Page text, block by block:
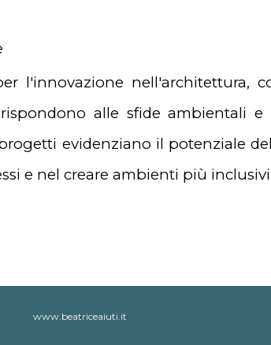
l'innovazione nell'architettura,
alle sfide ambientali e
evidenziano il potenziale
e nel creare ambienti più
www.beatriceaiuti.it